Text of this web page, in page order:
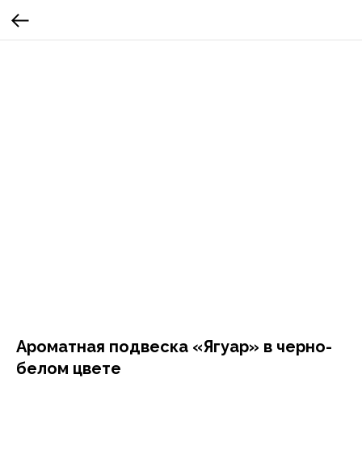
Ароматная подвеска «Ягуар» в черно-
белом цвете